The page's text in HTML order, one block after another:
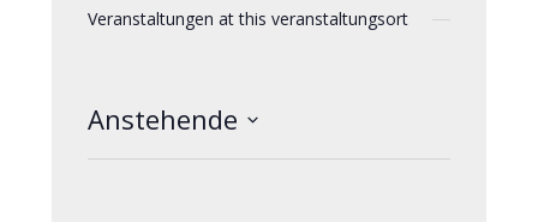
Veranstaltungen at this veranstaltungsort
Anstehende